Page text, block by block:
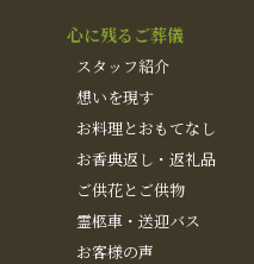
心に残るご葬儀
スタッフ紹介
想いを現す
お料理とおもてなし
お香典返し・返礼品
ご供花とご供物
霊柩車・送迎バス
お客様の声